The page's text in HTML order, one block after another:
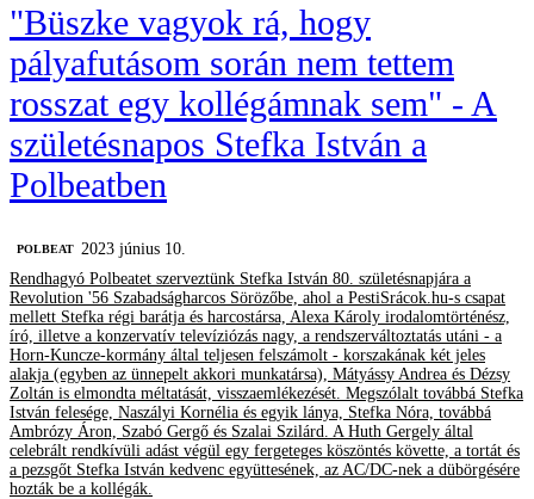
"Büszke vagyok rá, hogy
pályafutásom során nem tettem
rosszat egy kollégámnak sem" - A
születésnapos Stefka István a
Polbeatben
‎POLBEAT
2023 június 10.
Rendhagyó Polbeatet szerveztünk Stefka István 80. születésnapjára a
Revolution '56 Szabadságharcos Sörözőbe, ahol a PestiSrácok.hu-s csapat
mellett Stefka régi barátja és harcostársa, Alexa Károly irodalomtörténész,
író, illetve a konzervatív televíziózás nagy, a rendszerváltoztatás utáni - a
Horn-Kuncze-kormány által teljesen felszámolt - korszakának két jeles
alakja (egyben az ünnepelt akkori munkatársa), Mátyássy Andrea és Dézsy
Zoltán is elmondta méltatását, visszaemlékezését. Megszólalt továbbá Stefka
István felesége, Naszályi Kornélia és egyik lánya, Stefka Nóra, továbbá
Ambrózy Áron, Szabó Gergő és Szalai Szilárd. A Huth Gergely által
celebrált rendkívüli adást végül egy fergeteges köszöntés követte, a tortát és
a pezsgőt Stefka István kedvenc együttesének, az AC/DC-nek a dübörgésére
hozták be a kollégák.